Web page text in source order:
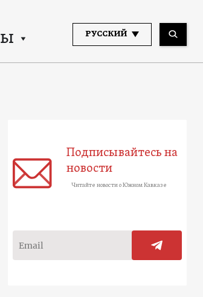
РУССКИЙ
Подписывайтесь на
новости
Читайте новости о Южном Кавказе